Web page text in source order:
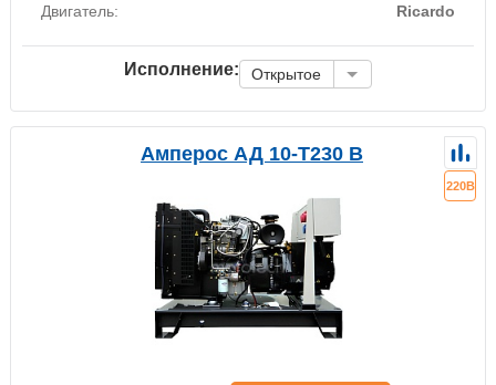
Двигатель:
Ricardo
Исполнение: Открытое
Амперос АД 10-Т230 B
220В